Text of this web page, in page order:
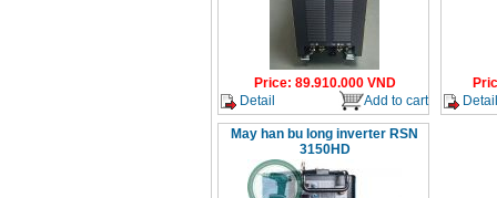
Price: 89.910.000VND
Detail
Add to cart
Detail
May han bu long inverter RSN
3150HD